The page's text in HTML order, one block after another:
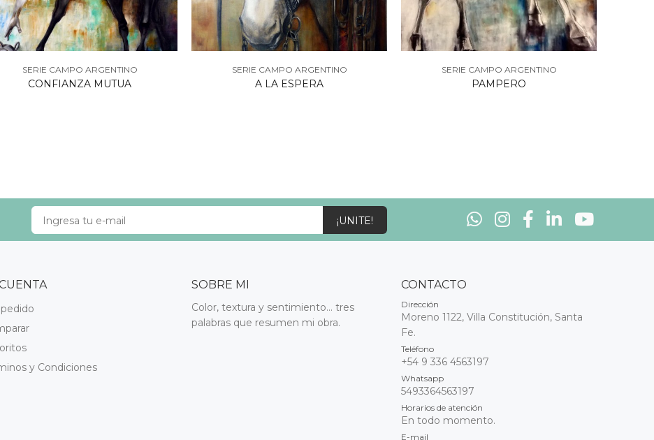
SERIE CAMPO ARGENTINO
CONFIANZA MUTUA
SERIE CAMPO ARGENTINO
A LA ESPERA
SERIE CAMPO ARGENTINO
PAMPERO
¡UNITE!
y Condiciones
SOBRE MI
Color, textura y sentimiento... tres
palabras que resumen mi obra.
CONTACTO
Dirección
Moreno 1122, Villa Constitución, Santa
Fe.
Teléfono
+54 9 336 4563197
Whatsapp
5493364563197
Horarios de atención
En todo momento.
E-mail